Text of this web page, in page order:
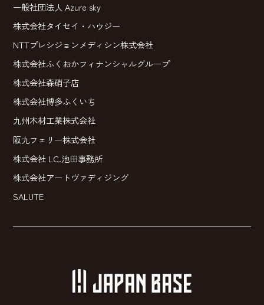
一般社団法人 Azure sky
株式会社タイセイ・ハウジー
NTTプレシジョンメディシン株式会社
株式会社ふくおかフィナンシャルグループ
株式会社森硝子店
株式会社博多ふくいち
九州木材工業株式会社
阪九フェリー株式会社
株式会社 LC.池田事務所
株式会社アートヴァディジング
SALUTE